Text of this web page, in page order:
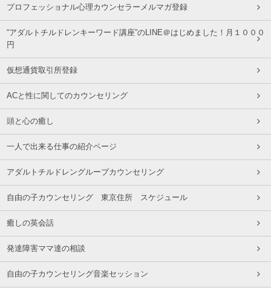
プロフェッショナル心理カウンセラーメルマガ登録
“アダルトチルドレンキーワード講座”のLINE＠はじめました！月１０００
円
仮想通貨取引所登録
ACと性に関してのカウンセリング
頭と心の癒し
一人で出来る仕事の紹介ページ
アダルトチルドレングループカウンセリング
自由の子カウンセリング 東京住所 スケジュール
癒しの英会話
発達障害ママ達の相談
自由の子カウンセリング音楽セッション